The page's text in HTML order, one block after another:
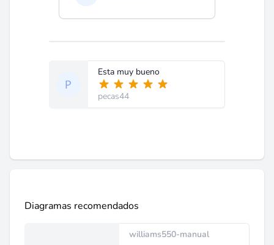
Esta muy bueno
pecas44
Diagramas recomendados
williams550-manual